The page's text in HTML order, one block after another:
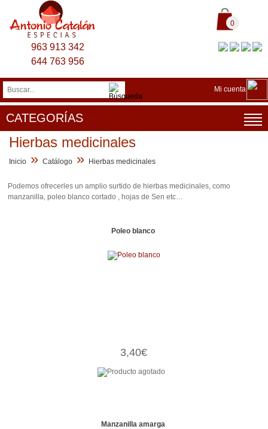
0
963 913 342
644 763 956
Mi cuenta
CATEGORÍAS
Hierbas medicinales
Inicio » Catálogo » Hierbas medicinales
Podemos ofrecerles un amplio surtido de hierbas medicinales, como
manzanilla, poleo blanco cortado , hojas de Sen etc…
Poleo blanco
3,40€
Manzanilla amarga